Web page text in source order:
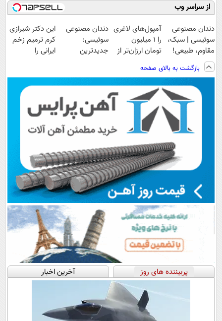
از سراسر وب
دندان مصنوعی
سوئیسی | سبک،
مقاوم، طبیعی!
ویزیت
رایگان+پرداخت
اقساطی😍
آمپول‌های لاغری
را ۱ میلیون
تومان ارزان‌تر از
دندان مصنوعی
سوئیسی:
جدیدترین
پرداخت قسطی
این دکتر شیرازی
کرم ترمیم زخم
ایرانی را
بازگشت به بالای صفحه
پربیننده های روز آخرین اخبار